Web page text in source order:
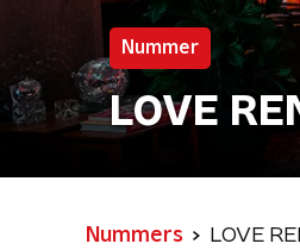
Nummer
LOVE
Nummers LOVE